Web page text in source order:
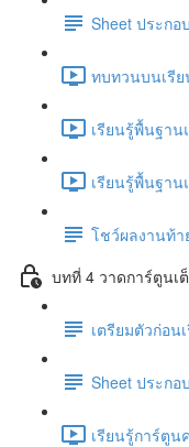
Sheet ประก
ทบทวนบนเรี
เรียนรู้พื้นฐา
เรียนรู้พื้นฐา
โชว์ผลงานท้
บทที่ 4 วาดการ์ตูนเ
เตรียมตัวก่อน
Sheet ประก
เรียนรู้การ์ตูน